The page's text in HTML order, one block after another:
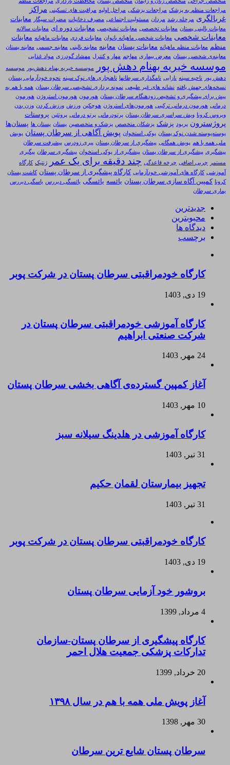
مراجعات منظم به پزشک مراجعات پزشکی مراحل اولیه مراقبت های تسکینی مراکز
غربالگری مرحله رشد مردان مسئولیت اجتماعی مصرف دخانیات مضرات سیگار معاینات
معاینات بالینی پستان معاینات تخصصی معاینات تشخیصی معاینات دوره ای معاینات سالانه
معاینات شخصی معاینات شخصی ماهیانه بانوان معاینات فردی معاینات ماهیانه معاینات
منظم
معاینات منظم ماهیانه معاینات پستان معاینه معاینه بالینی معاینه جسمی معاینه پستان
معاینه‌ی شخصی پستان معرض بیماری مهاجم مهار و کنترل مهشاد گودرزی مواد غذایی
موسسه خیریه بهنام دهش پور موسسه خیریه بهنام دهش‌پور
موسسه
دهش پور
ناحیه سینه نازایی نامگذاری سرطانها ناهنجاری های نوک سینه نحوه خودآزمایی پستان
نسخه‌های جهش یافته نشانه های غیر طبیعی نمونه برداری تشخیصی سرطان پستان همه با هم به
پیش برای پیشگیری و تشخیص زودهنگام سرطان پستان هورمون هورمون استروژن هورمون
درمانی هورمون درمانی ترکیبی هورمون‌های استروژن هوچکین ورزش ورزش کردن وزن بدن
ویروس کرونا ویش سراسری سرطان پستان پرتودرمانی پرتو درمانی پروتئین پروستات
پروژسترون پریود پزشک پزشکان متخصص پزشک و متخصصین پستان پستان ها پستان‌ها
پوسته‌پوسته شدن نوک پستان پوکی استخوان پویش آگاهی از سرطان پستان پویش
ملی همه با هم
پویش همگانی پيشگيري از سرطان پستان پیری زودرس پیشرفت سرطان
پیشگیری پیشگیری از سرطان پستان پیشگیری از پوکی استخوان پیشگیری سرطان پیگیری
مستمر
چربی اضافی چرخه قاعدگی چند دقیقه برای یک عمر ژنتیک کارگاه
آموزشی کارگاه های آموزشی خودآزمایی کارگاه پیشگیری از سرطان پستان کاشت پستان
کرونا کمپین آگاه سازی سرطان پستان یائسه یائسگی یائسگی دیررس یاسگی دیررس
یماری سرطان
جدیدترین
محبوبترین
دیدگاه ها
برچسب
کارگاه خودمراقبتی سرطان پستان در شرکت پوبر
19 دی, 1403
کارگاه آموزشی خودمراقبتی سرطان پستان در
شرکت صنعتی ابراهیم
24 مهر, 1403
آغاز کمپین گسترده‌ی آگاهی بخشی سرطان پستان
10 مهر, 1403
کارگاه آموزشی در هلدینگ سیلانه سبز
31 تیر, 1403
تجهیز بیمارستان لقمان حکیم
31 تیر, 1403
کارگاه خودمراقبتی سرطان پستان در شرکت پوبر
19 دی, 1403
بروشور خود آزمایی سرطان پستان
4 مرداد, 1399
کارگاه پیشگیری از سرطان پستان-سازمان
تدارکات پزشکی جمعیت هلال احمر
20 خرداد, 1399
آغاز پویش ملی همه با هم در سال ۱۳۹۸
30 مهر, 1398
سرطان پستان شایع ترین سرطان